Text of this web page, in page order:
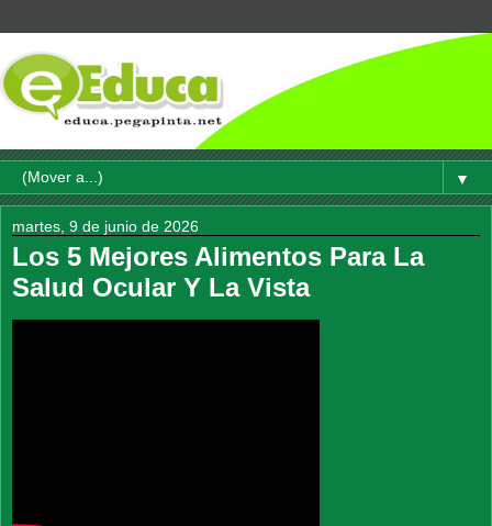
▼
martes, 9 de junio de 2026
Los 5 Mejores Alimentos Para La
Salud Ocular Y La Vista